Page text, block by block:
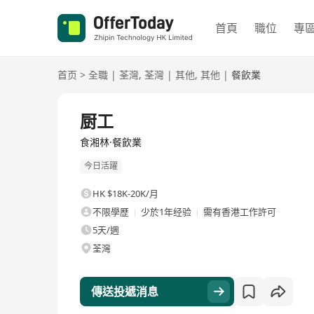
首頁 職位 專
首页 > 全職 | 荃灣, 荃灣 | 其他, 其他 | 餐飲業
厨工
食湘林·餐飲業
今日活躍
HK $18K-20K/月
不限學歷
少於1年经验
需有香港工作許可
5天/週
荃灣
傳送投遞消息